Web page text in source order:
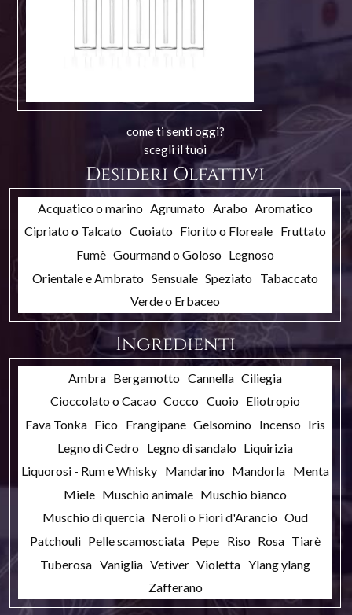
come ti senti oggi?
scegli il tuoi
Desideri Olfattivi
Acquatico o marino Agrumato Arabo Aromatico
Cipriato o Talcato Cuoiato Fiorito o Floreale Fruttato
Fumè Gourmand o Goloso Legnoso
Orientale e Ambrato Sensuale Speziato Tabaccato
Verde o Erbaceo
Ingredienti
Ambra Bergamotto Cannella Ciliegia
Cioccolato o Cacao Cocco Cuoio Eliotropio
Fava Tonka Fico Frangipane Gelsomino Incenso Iris
Legno di Cedro Legno di sandalo Liquirizia
Liquorosi - Rum e Whisky Mandarino Mandorla Menta
Miele Muschio animale Muschio bianco
Muschio di quercia Neroli o Fiori d'Arancio Oud
Patchouli Pelle scamosciata Pepe Riso Rosa Tiarè
Tuberosa Vaniglia Vetiver Violetta Ylang ylang
Zafferano